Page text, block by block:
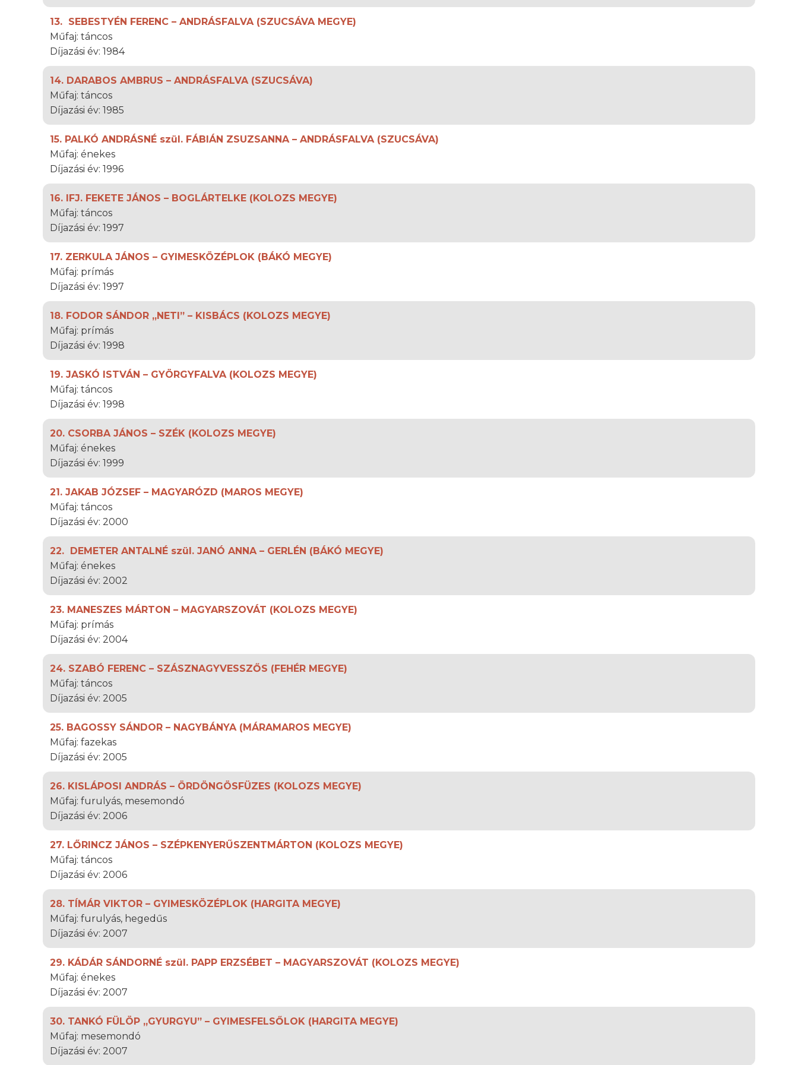
13. SEBESTYÉN FERENC – ANDRÁSFALVA (SZUCSÁVA MEGYE)
Műfaj: táncos
Díjazási év: 1984
14. DARABOS AMBRUS – ANDRÁSFALVA (SZUCSÁVA)
Műfaj: táncos
Díjazási év: 1985
15. PALKÓ ANDRÁSNÉ szül. FÁBIÁN ZSUZSANNA – ANDRÁSFALVA (SZUCSÁVA)
Műfaj: énekes
Díjazási év: 1996
16. IFJ. FEKETE JÁNOS – BOGLÁRTELKE (KOLOZS MEGYE)
Műfaj: táncos
Díjazási év: 1997
17. ZERKULA JÁNOS – GYIMESKÖZÉPLOK (BÁKÓ MEGYE)
Műfaj: prímás
Díjazási év: 1997
18. FODOR SÁNDOR „NETI” – KISBÁCS (KOLOZS MEGYE)
Műfaj: prímás
Díjazási év: 1998
19. JASKÓ ISTVÁN – GYÖRGYFALVA (KOLOZS MEGYE)
Műfaj: táncos
Díjazási év: 1998
20. CSORBA JÁNOS – SZÉK (KOLOZS MEGYE)
Műfaj: énekes
Díjazási év: 1999
21. JAKAB JÓZSEF – MAGYARÓZD (MAROS MEGYE)
Műfaj: táncos
Díjazási év: 2000
22. DEMETER ANTALNÉ szül. JANÓ ANNA – GERLÉN (BÁKÓ MEGYE)
Műfaj: énekes
Díjazási év: 2002
23. MANESZES MÁRTON – MAGYARSZOVÁT (KOLOZS MEGYE)
Műfaj: prímás
Díjazási év: 2004
24. SZABÓ FERENC – SZÁSZNAGYVESSZŐS (FEHÉR MEGYE)
Műfaj: táncos
Díjazási év: 2005
25. BAGOSSY SÁNDOR – NAGYBÁNYA (MÁRAMAROS MEGYE)
Műfaj: fazekas
Díjazási év: 2005
26. KISLÁPOSI ANDRÁS – ÖRDÖNGÖSFÜZES (KOLOZS MEGYE)
Műfaj: furulyás, mesemondó
Díjazási év: 2006
27. LŐRINCZ JÁNOS – SZÉPKENYERŰSZENTMÁRTON (KOLOZS MEGYE)
Műfaj: táncos
Díjazási év: 2006
28. TÍMÁR VIKTOR – GYIMESKÖZÉPLOK (HARGITA MEGYE)
Műfaj: furulyás, hegedűs
Díjazási év: 2007
29. KÁDÁR SÁNDORNÉ szül. PAPP ERZSÉBET – MAGYARSZOVÁT (KOLOZS MEGYE)
Műfaj: énekes
Díjazási év: 2007
30. TANKÓ FÜLÖP „GYURGYU” – GYIMESFELSŐLOK (HARGITA MEGYE)
Műfaj: mesemondó
Díjazási év: 2007